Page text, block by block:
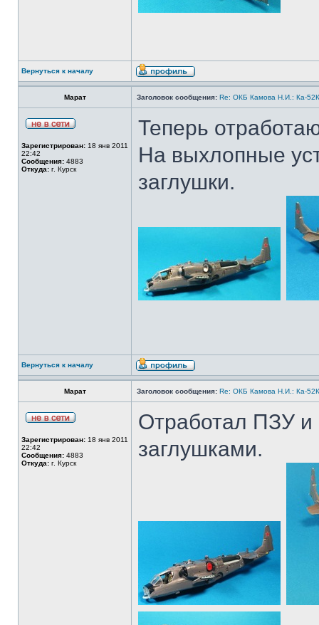
Вернуться к началу
Марат Заголовок сообщения: Re: ОКБ Камова Н.И.: Ка-
Зарегистрирован: 18 янв 2011
22:42
Сообщения: 4883
Откуда: г. Курск
Теперь
На выхлопные
заглушки.
Вернуться к началу
Марат Заголовок сообщения: Re: ОКБ Камова Н.И.: Ка-
Зарегистрирован: 18 янв 2011
22:42
Сообщения: 4883
Откуда: г. Курск
Отработал ПЗУ и
заглушками.